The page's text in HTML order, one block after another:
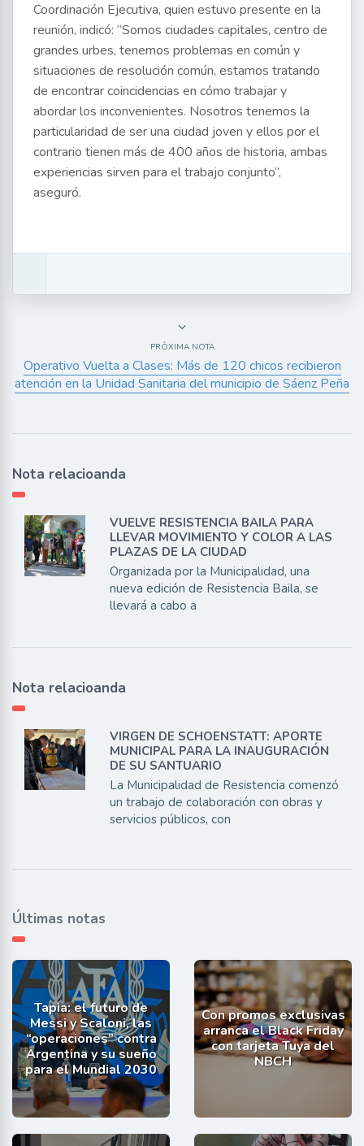
Coordinación Ejecutiva, quien estuvo presente en la
reunión, indicó: “Somos ciudades capitales, centro de
grandes urbes, tenemos problemas en común y
situaciones de resolución común, estamos tratando
de encontrar coincidencias en cómo trabajar y
abordar los inconvenientes. Nosotros tenemos la
particularidad de ser una ciudad joven y ellos por el
contrario tienen más de 400 años de historia, ambas
experiencias sirven para el trabajo conjunto”,
aseguró.
PRÓXIMA NOTA
Operativo Vuelta a Clases: Más de 120 chicos recibieron
atención en la Unidad Sanitaria del municipio de Sáenz Peña
Nota relacioanda
VUELVE RESISTENCIA BAILA PARA
LLEVAR MOVIMIENTO Y COLOR A LAS
PLAZAS DE LA CIUDAD
Organizada por la Municipalidad, una
nueva edición de Resistencia Baila, se
llevará a cabo a
Nota relacioanda
VIRGEN DE SCHOENSTATT: APORTE
MUNICIPAL PARA LA INAUGURACIÓN
DE SU SANTUARIO
La Municipalidad de Resistencia comenzó
un trabajo de colaboración con obras y
servicios públicos, con
Últimas notas
Tapia: el futuro de
Messi y Scaloni, las
“operaciones” contra
Argentina y su sueño
para el Mundial 2030
Con promos exclusivas
arranca el Black Friday
con tarjeta Tuya del
NBCH